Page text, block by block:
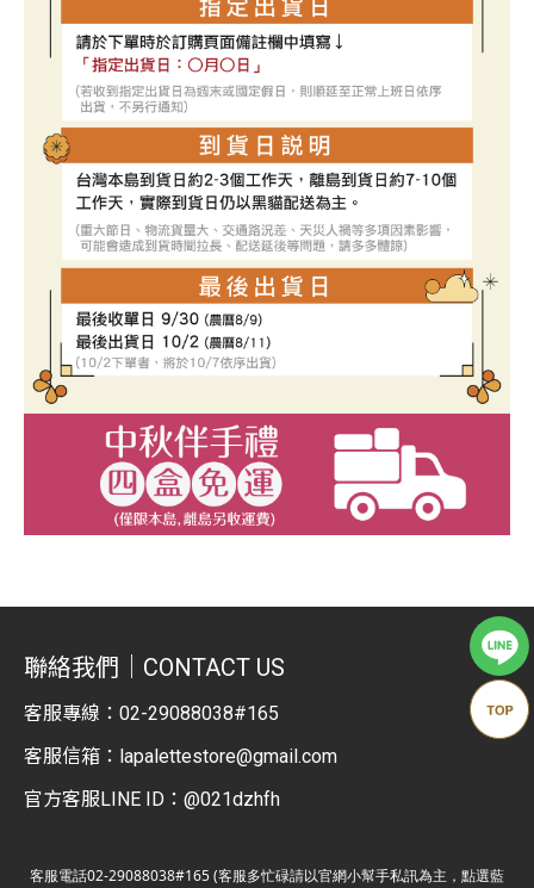
聯絡我們｜CONTACT US
客服專線： 02-29088038#165
客服信箱： lapalettestore@gmail.com
官方客服LINE ID：@021dzhfh
客服電話02-29088038#165 (客服多忙碌請以官網小幫手私訊為主，點選藍